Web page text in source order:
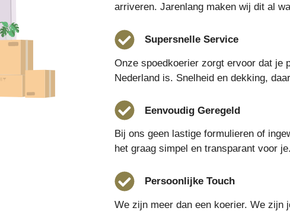
arriveren. Jarenlang maken wij dit al
Supersnelle Service
Onze spoedkoerier zorgt ervoor dat je
Nederland is. Snelheid en dekking,
Eenvoudig Geregeld
Bij ons geen lastige formulieren of
het graag simpel en transparant voor je.
Persoonlijke Touch
We zijn meer dan een koerier. We zijn